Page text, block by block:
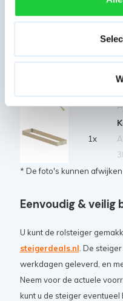
1x
* De foto's kunnen
Eenvoudig & veilig
U kunt de rolsteiger
steigerdeals.nl . De
werkdagen geleverd, en
Neem voor de actuele
kunt u de steiger